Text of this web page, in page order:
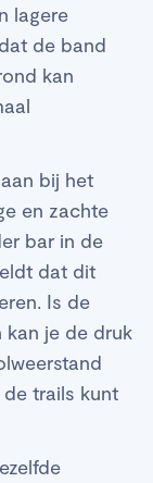
lagere
de band
kan
bij het
en zachte
bar in de
dat dit
Is de
kan je de druk
trails kunt